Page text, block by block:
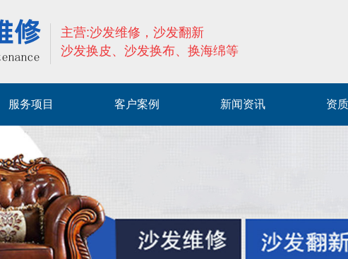
主营:沙发维修，沙发翻新
沙发换皮、沙发换布、换海绵等
服务项目 客户案例 新闻资讯 资